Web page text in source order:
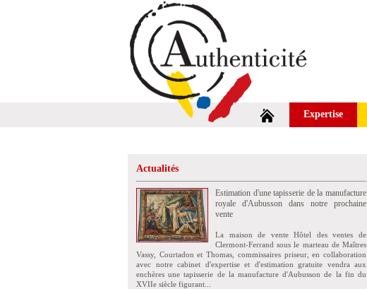
Expertise
Actualités
Estimation d'une tapisserie de la manufacture
royale d'Aubusson dans notre prochaine
vente
La maison de vente Hôtel des ventes de
Clermont-Ferrand sous le marteau de Maîtres
Vassy, Courtadon et Thomas, commissaires priseur, en collaboration
avec notre cabinet d'expertise et d'estimation gratuite vendra aux
enchères une tapisserie de la manufacture d'Aubusson de la fin du
XVIIe siècle figurant...